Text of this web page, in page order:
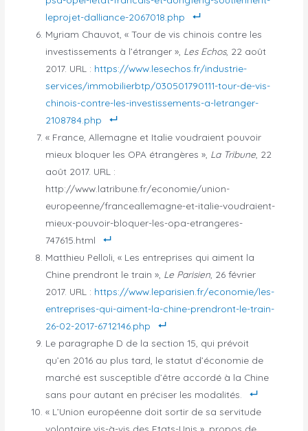
leprojet-dalliance-2067018.php
Myriam Chauvot, « Tour de vis chinois contre les
investissements à l’étranger », Les Echos, 22 août
2017. URL : https://www.lesechos.fr/industrie-
services/immobilierbtp/030501790111-tour-de-vis-
chinois-contre-les-investissements-a-letranger-
2108784.php
« France, Allemagne et Italie voudraient pouvoir
mieux bloquer les OPA étrangères », La Tribune , 22
août 2017. URL :
http://www.latribune.fr/economie/union-
europeenne/franceallemagne-et-italie-voudraient-
mieux-pouvoir-bloquer-les-opa-etrangeres-
747615.html
Matthieu Pelloli, « Les entreprises qui aiment la
Chine prendront le train », Le Parisien , 26 février
2017. URL : https://www.leparisien.fr/economie/les-
entreprises-qui-aiment-la-chine-prendront-le-train-
26-02-2017-6712146.php
Le paragraphe D de la section 15, qui prévoit
qu’en 2016 au plus tard, le statut d’économie de
marché est susceptible d’être accordé à la Chine
sans pour autant en préciser les modalités.
« L’Union européenne doit sortir de sa servitude